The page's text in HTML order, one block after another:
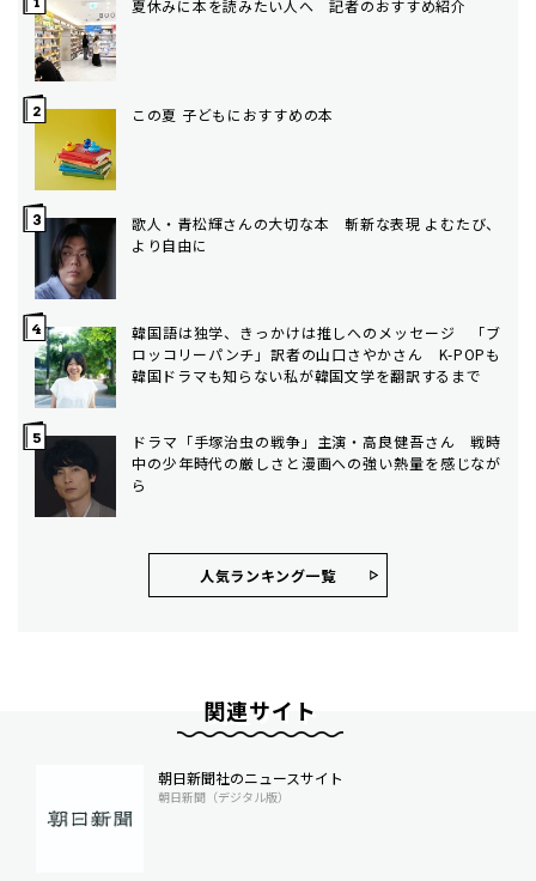
夏休みに本を読みたい人へ 記者のおすすめ紹介
この夏 子どもにおすすめの本
歌人・青松輝さんの大切な本 斬新な表現 よむたび、
より自由に
韓国語は独学、きっかけは推しへのメッセージ 「ブ
ロッコリーパンチ」訳者の山口さやかさん K-POPも
韓国ドラマも知らない私が韓国文学を翻訳するまで
ドラマ「手塚治虫の戦争」主演・高良健吾さん 戦時
中の少年時代の厳しさと漫画への強い熱量を感じなが
ら
人気ランキング⼀覧
関連サイト
朝日新聞社のニュースサイト
朝日新聞（デジタル版）